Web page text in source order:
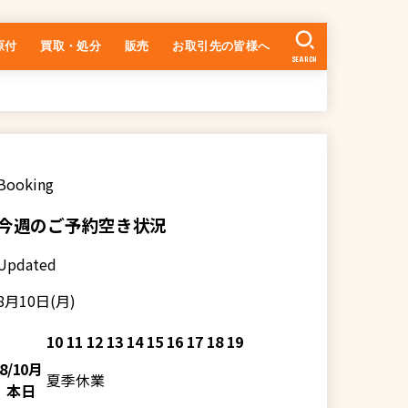
付 買取・処分 販売 お取引先の皆様へ
SEARCH